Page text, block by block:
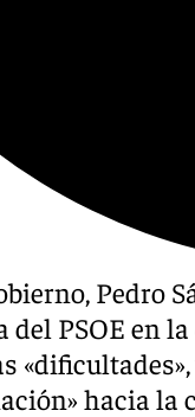
Pedro
del PSOE en
hacia